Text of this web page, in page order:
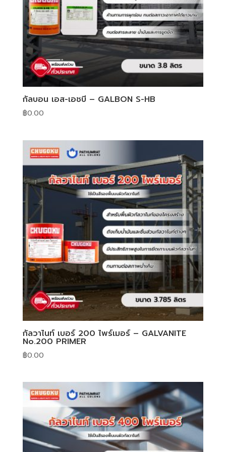
กัลบอน เอส-เอชบี – GALBON S-HB
฿0.00
กัลวาไนท์ เบอร์ 200 ไพร์เมอร์ – GALVANITE
No.200 PRIMER
฿0.00